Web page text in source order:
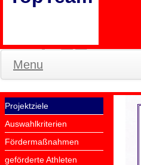
Menu
Projektziele
Auswahlkriterien
Fördermaßnahmen
geförderte Athleten